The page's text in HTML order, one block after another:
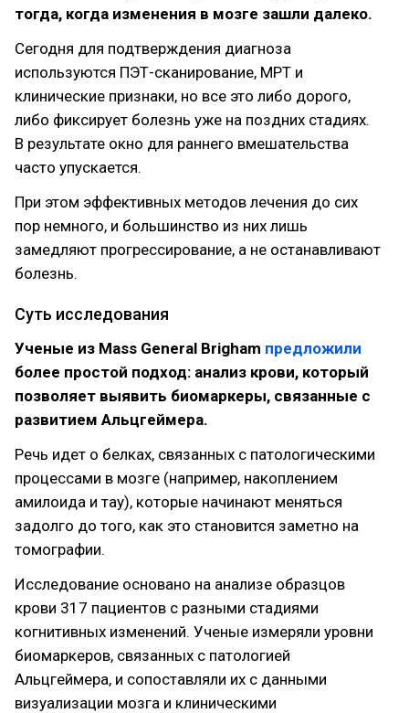
тогда, когда изменения в мозге зашли далеко.
Сегодня для подтверждения диагноза
используются ПЭТ-сканирование, МРТ и
клинические признаки, но все это либо дорого,
либо фиксирует болезнь уже на поздних стадиях.
В результате окно для раннего вмешательства
часто упускается.
При этом эффективных методов лечения до сих
пор немного, и большинство из них лишь
замедляют прогрессирование, а не останавливают
болезнь.
Суть исследования
Ученые из Mass General Brigham предложили
более простой подход: анализ крови, который
позволяет выявить биомаркеры, связанные с
развитием Альцгеймера.
Речь идет о белках, связанных с патологическими
процессами в мозге (например, накоплением
амилоида и тау), которые начинают меняться
задолго до того, как это становится заметно на
томографии.
Исследование основано на анализе образцов
крови 317 пациентов с разными стадиями
когнитивных изменений. Ученые измеряли уровни
биомаркеров, связанных с патологией
Альцгеймера, и сопоставляли их с данными
визуализации мозга и клиническими